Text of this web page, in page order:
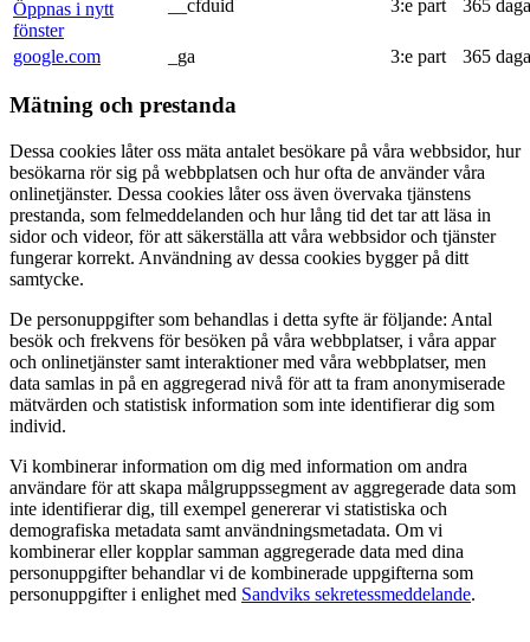
Öppnas i nytt
fönster
__cfduid 3:e part 365
google.com _ga 3:e part 365
Mätning och prestanda
Dessa cookies låter oss mäta antalet besökare på våra webbsidor, hur
besökarna rör sig på webbplatsen och hur ofta de använder våra
onlinetjänster. Dessa cookies låter oss även övervaka tjänstens
prestanda, som felmeddelanden och hur lång tid det tar att läsa in
sidor och videor, för att säkerställa att våra webbsidor och tjänster
fungerar korrekt. Användning av dessa cookies bygger på ditt
samtycke.
De personuppgifter som behandlas i detta syfte är följande: Antal
besök och frekvens för besöken på våra webbplatser, i våra appar
och onlinetjänster samt interaktioner med våra webbplatser, men
data samlas in på en aggregerad nivå för att ta fram anonymiserade
mätvärden och statistisk information som inte identifierar dig som
individ.
Vi kombinerar information om dig med information om andra
användare för att skapa målgruppssegment av aggregerade data som
inte identifierar dig, till exempel genererar vi statistiska och
demografiska metadata samt användningsmetadata. Om vi
kombinerar eller kopplar samman aggregerade data med dina
personuppgifter behandlar vi de kombinerade uppgifterna som
personuppgifter i enlighet med Sandviks sekretessmeddelande.